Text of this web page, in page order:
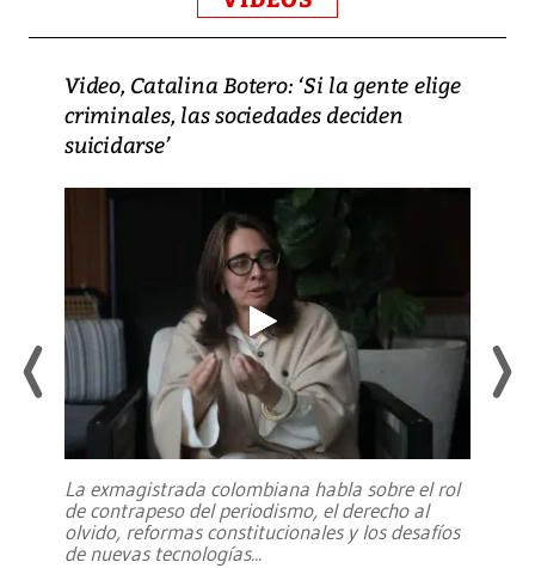
Video, Catalina Botero: ‘Si la gente elige
criminales, las sociedades deciden
suicidarse’
La exmagistrada colombiana habla sobre el rol
de contrapeso del periodismo, el derecho al
olvido, reformas constitucionales y los desafíos
de nuevas tecnologías...